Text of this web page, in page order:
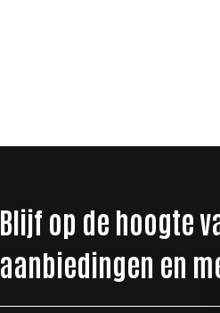
Blijf op de hoogte
aanbiedingen en